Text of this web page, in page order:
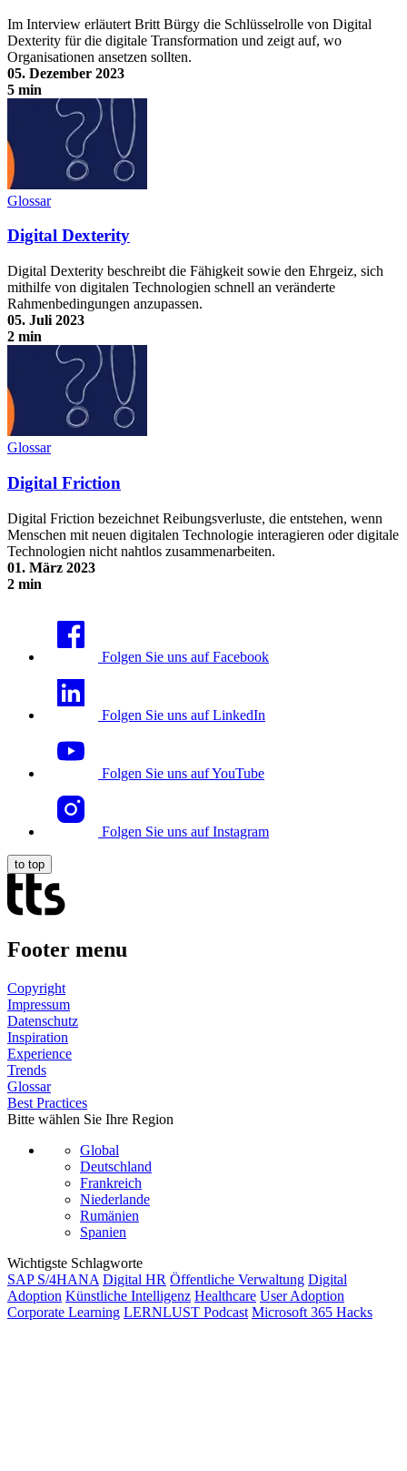
Im Interview erläutert Britt Bürgy die Schlüsselrolle von Digital
Dexterity für die digitale Transformation und zeigt auf, wo
Organisationen ansetzen sollten.
05. Dezember 2023
5 min
Digital Dexterity: Digital versierte Unternehmen haben „die Nase
Glossar
Digital Dexterity
Digital Dexterity beschreibt die Fähigkeit sowie den Ehrgeiz, sich
mithilfe von digitalen Technologien schnell an veränderte
Rahmenbedingungen anzupassen.
05. Juli 2023
2 min
Digital Dexterity
Glossar
Digital Friction
Digital Friction bezeichnet Reibungsverluste, die entstehen, wenn
Menschen mit neuen digitalen Technologie interagieren oder digitale
Technologien nicht nahtlos zusammenarbeiten.
01. März 2023
2 min
Folgen Sie uns auf Facebook
Folgen Sie uns auf LinkedIn
Folgen Sie uns auf YouTube
Folgen Sie uns auf Instagram
to top
Footer menu
Copyright
Impressum
Datenschutz
Inspiration
Experience
Trends
Glossar
Best Practices
Bitte wählen Sie Ihre Region
Global
Deutschland
Frankreich
Niederlande
Rumänien
Spanien
Wichtigste Schlagworte
SAP S/4HANA Digital HR Öffentliche Verwaltung Digital
Adoption Künstliche Intelligenz Healthcare User Adoption
Corporate Learning LERNLUST Podcast Microsoft 365 Hacks